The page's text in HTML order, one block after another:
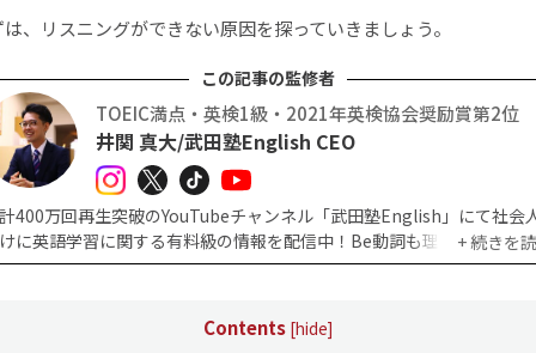
、リスニングができない原因を探っていきましょう。
TOEIC満点・英検1級・2021年英検協会奨励賞第2位
井関 真大/武田塾English CEO
400万回再生突破のYouTubeチャンネル「武田塾English」にて社会
に英語学習に関する有料級の情報を配信中！Be動詞も理解できずに
習に悩んでいたところから数年で英検1級・TOEIC900点以上を取得
+ 続きを
Contents [hide]